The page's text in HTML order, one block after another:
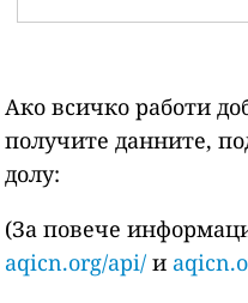
Ако всичко работи
получите данните,
долу:
(За повече
aqicn.org/api/ и